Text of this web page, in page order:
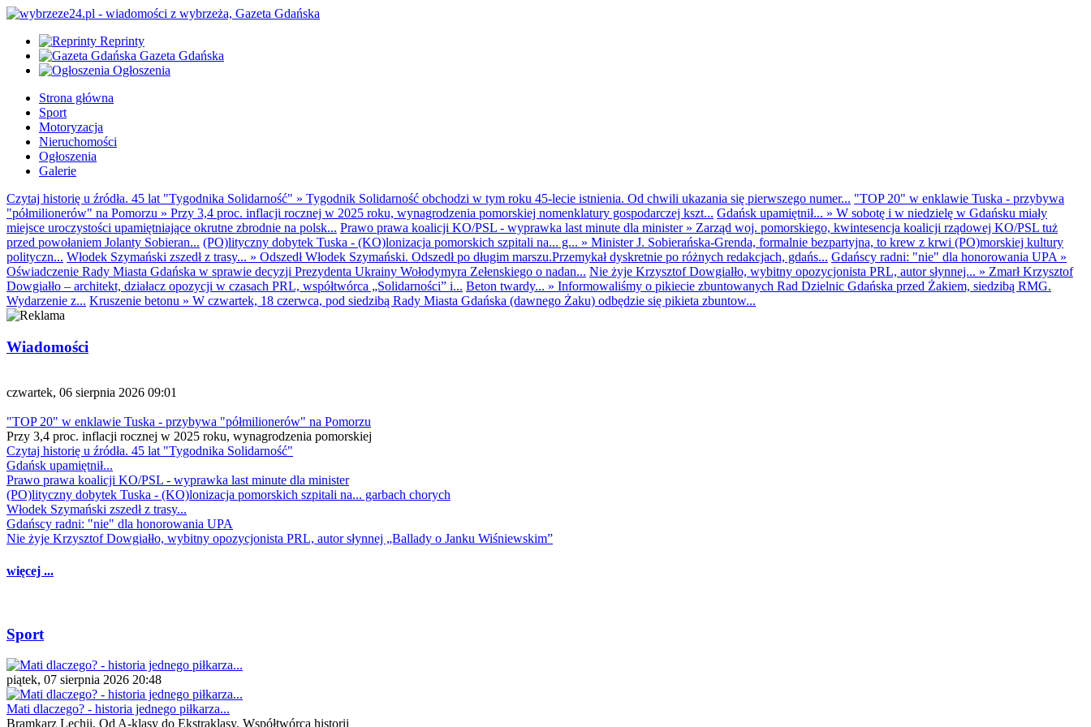
Reprinty
Gazeta Gdańska
Ogłoszenia
Strona główna
Sport
Motoryzacja
Nieruchomości
Ogłoszenia
Galerie
Czytaj historię u źródła. 45 lat "Tygodnika Solidarność" » Tygodnik Solidarność obchodzi w tym roku 45-lecie istnienia. Od chwili ukazania się pierwszego numer... "TOP 20" w enklawie Tuska - przybywa
"półmilionerów" na Pomorzu » Przy 3,4 proc. inflacji rocznej w 2025 roku, wynagrodzenia pomorskiej nomenklatury gospodarczej kszt... Gdańsk upamiętnił... » W sobotę i w niedzielę w Gdańsku miały
miejsce uroczystości upamiętniające okrutne zbrodnie na polsk... Prawo prawa koalicji KO/PSL - wyprawka last minute dla minister» Zarząd woj. pomorskiego, kwintesencja koalicji rządowej KO/PSL tuż
przed powołaniem Jolanty Sobieran... (PO)lityczny dobytek Tuska - (KO)lonizacja pomorskich szpitali na... g... » Minister J. Sobierańska-Grenda, formalnie bezpartyjna, to krew z krwi (PO)morskiej kultury
polityczn... Włodek Szymański zszedł z trasy... » Odszedł Włodek Szymański. Odszedł po długim marszu.Przemykał dyskretnie po różnych redakcjach, gdańs... Gdańscy radni: "nie" dla honorowania UPA »
Oświadczenie Rady Miasta Gdańska w sprawie decyzji Prezydenta Ukrainy Wołodymyra Zełenskiego o nadan... Nie żyje Krzysztof Dowgiałło, wybitny opozycjonista PRL, autor słynnej... » Zmarł Krzysztof
Dowgiałło – architekt, działacz opozycji w czasach PRL, współtwórca „Solidarności” i... Beton twardy... » Informowaliśmy o pikiecie zbuntowanych Rad Dzielnic Gdańska przed Żakiem, siedzibą RMG.
Wydarzenie z... Kruszenie betonu » W czwartek, 18 czerwca, pod siedzibą Rady Miasta Gdańska (dawnego Żaku) odbędzie się pikieta zbuntow...
Wiadomości
czwartek, 06 sierpnia 2026 09:01
"TOP 20" w enklawie Tuska - przybywa "półmilionerów" na Pomorzu
Przy 3,4 proc. inflacji rocznej w 2025 roku, wynagrodzenia pomorskiej
Czytaj historię u źródła. 45 lat "Tygodnika Solidarność"
Gdańsk upamiętnił...
Prawo prawa koalicji KO/PSL - wyprawka last minute dla minister
(PO)lityczny dobytek Tuska - (KO)lonizacja pomorskich szpitali na... garbach chorych
Włodek Szymański zszedł z trasy...
Gdańscy radni: "nie" dla honorowania UPA
Nie żyje Krzysztof Dowgiałło, wybitny opozycjonista PRL, autor słynnej „Ballady o Janku Wiśniewskim”
więcej ...
Sport
piątek, 07 sierpnia 2026 20:48
Mati dlaczego? - historia jednego piłkarza...
Bramkarz Lechii. Od A-klasy do Ekstraklasy. Współtwórca historii